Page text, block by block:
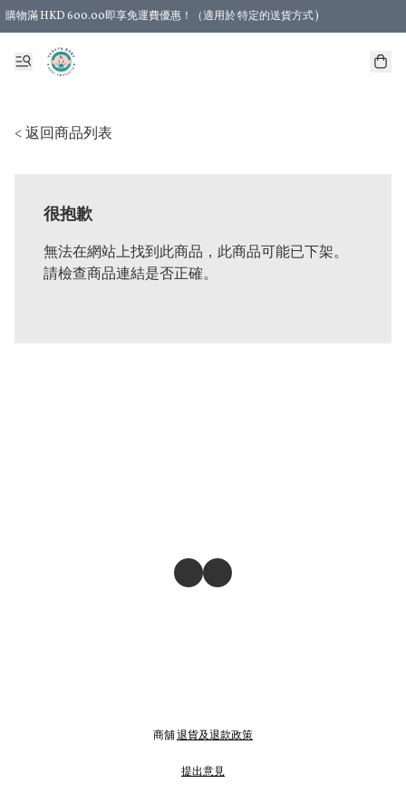
購物滿 HKD 600.00即享免運費優惠！（適用於 特定的送貨方式 )
< 返回商品列表
很抱歉
無法在網站上找到此商品，此商品可能已下架。
請檢查商品連結是否正確。
商舖退貨及退款政策
提出意見